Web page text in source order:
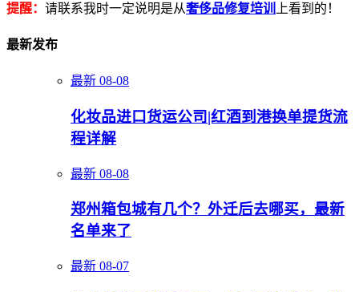
提醒： 请联系我时一定说明是从奢侈品修复培训 上看到的！
最新发布
最新 08-08
化妆品进口货运公司|红酒到港换单提货流
程详解
最新 08-08
郑州箱包城有几个？外迁后去哪买，最新
名单来了
最新 08-07